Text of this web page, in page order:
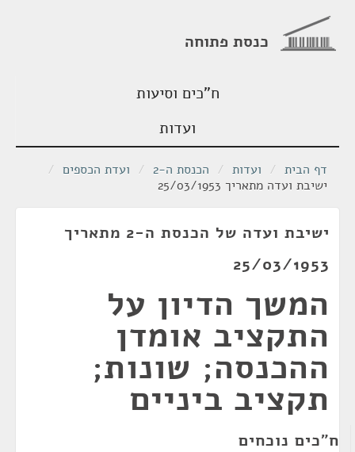
כנסת פתוחה
ח"כים וסיעות
ועדות
דף הבית / ועדות / הכנסת ה-2 / ועדת הכספים /
ישיבת ועדה מתאריך 25/03/1953
ישיבת ועדה של הכנסת ה-2 מתאריך
25/03/1953
המשך הדיון על
התקציב אומדן
ההכנסה; שונות;
תקציב ביניים
ח"כים נוכחים